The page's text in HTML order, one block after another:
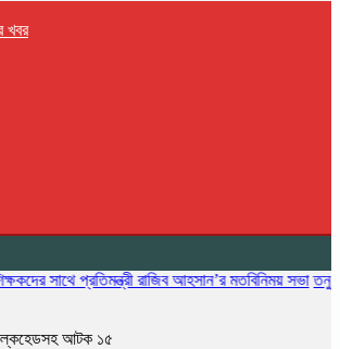
খবর
প্রতিমন্ত্রী রাজিব আহসান’র মতবিনিময় সভা তনু হত্যা
আটক ১৫